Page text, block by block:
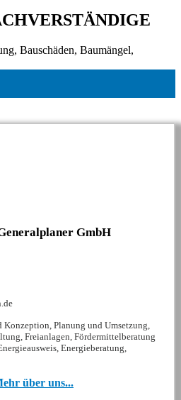
Bauschäden, Baumängel,
GmbH
Planung und Umsetzung,
Freianlagen, Fördermittelberatung
Energieberatung,
über uns...